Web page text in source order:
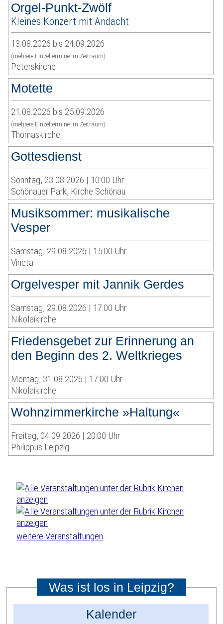
Orgel-Punkt-Zwölf
Kleines Konzert mit Andacht
13.08.2026 bis 24.09.2026
(mehrere Einzeltermine im Zeitraum)
Peterskirche
Motette
21.08.2026 bis 25.09.2026
(mehrere Einzeltermine im Zeitraum)
Thomaskirche
Gottesdienst
Sonntag, 23.08.2026 | 10:00 Uhr
Schönauer Park, Kirche Schönau
Musiksommer: musikalische
Vesper
Samstag, 29.08.2026 | 15:00 Uhr
Vineta
Orgelvesper mit Jannik Gerdes
Samstag, 29.08.2026 | 17:00 Uhr
Nikolaikirche
Friedensgebet zur Erinnerung an
den Beginn des 2. Weltkrieges
Montag, 31.08.2026 | 17:00 Uhr
Nikolaikirche
Wohnzimmerkirche »Haltung«
Freitag, 04.09.2026 | 20:00 Uhr
Philippus Leipzig
weitere Veranstaltungen
Was ist los in Leipzig?
Kalender